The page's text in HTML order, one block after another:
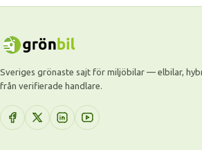
Sveriges grönaste sajt för miljöbilar — elbilar,
från verifierade handlare.